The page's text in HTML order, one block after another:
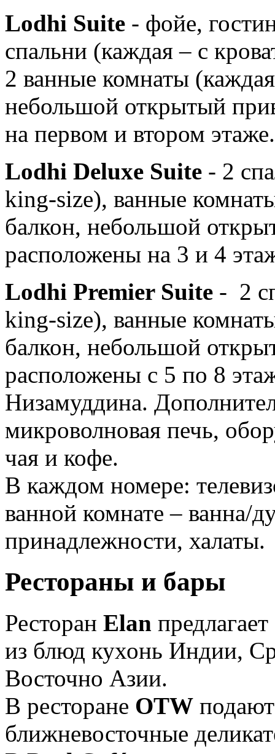
Lodhi Suite - фойе,
спальни (каждая – с
2 ванные комнаты
небольшой открытый
на первом и втором этаже.
Lodhi Deluxe Suite - 2
king-size), ванные
балкон, небольшой
расположены на 3 и 4
Lodhi Premier Suite - 2
king-size), ванные
балкон, небольшой
расположены с 5 по 8
Низамуддина.
микроволновая печь,
чая и кофе.
В каждом номере:
ванной комнате – ванна/
принадлежности, халаты.
Рестораны и бары
Ресторан Elan
из блюд кухонь Индии,
Восточно Азии.
В ресторане OTW
ближневосточные